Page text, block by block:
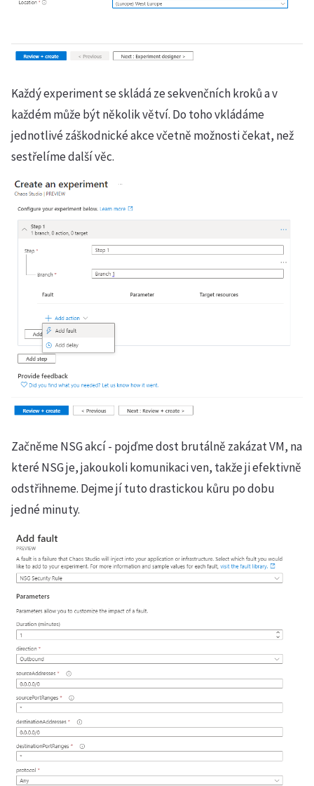
Každý experiment se skládá ze sekvenčních kroků a v
každém může být několik větví. Do toho vkládáme
jednotlivé záškodnické akce včetně možnosti čekat, než
sestřelíme další věc.
Začněme NSG akcí - pojďme dost brutálně zakázat VM, na
které NSG je, jakoukoli komunikaci ven, takže ji efektivně
odstřihneme. Dejme jí tuto drastickou kůru po dobu
jedné minuty.